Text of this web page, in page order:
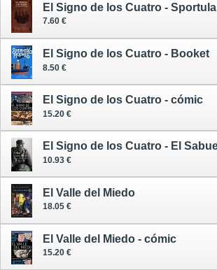
El Signo de los Cuatro - Sportula
7.60 €
El Signo de los Cuatro - Booket
8.50 €
El Signo de los Cuatro - cómic
15.20 €
10.93 €
El Valle del Miedo
18.05 €
El Valle del Miedo - cómic
15.20 €